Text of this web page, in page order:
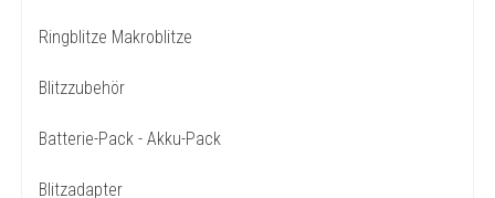
Ringblitze Makroblitze
Blitzzubehör
Batterie-Pack - Akku-Pack
Blitzadapter